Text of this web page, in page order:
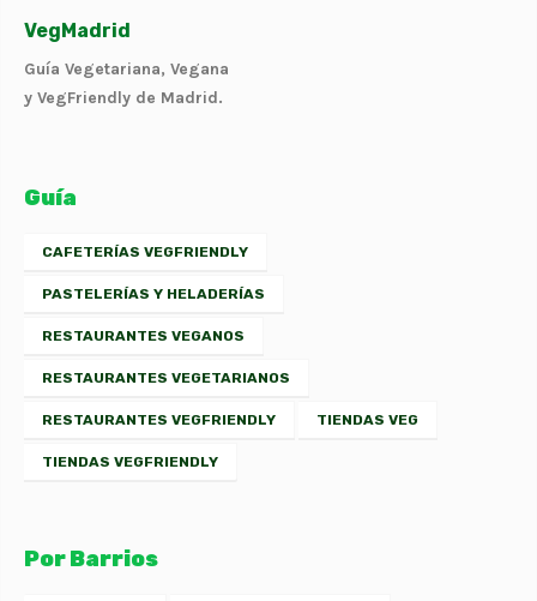
VegMadrid
Guía Vegetariana, Vegana
y VegFriendly de Madrid.
Guía
CAFETERÍAS VEGFRIENDLY
PASTELERÍAS Y HELADERÍAS
RESTAURANTES VEGANOS
RESTAURANTES VEGETARIANOS
RESTAURANTES VEGFRIENDLY TIENDAS VEG
TIENDAS VEGFRIENDLY
Por Barrios